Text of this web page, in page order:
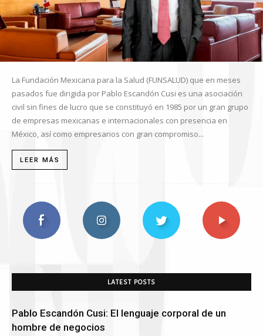
La Fundación Mexicana para la Salud (FUNSALUD) que en meses
pasados fue dirigida por Pablo Escandón Cusi es una asociación
civil sin fines de lucro que se constituyó en 1985 por un gran grupo
de empresas mexicanas e internacionales con presencia en
México, así como empresarios con gran compromiso...
LEER MÁS
LATEST POSTS
Pablo Escandón Cusi: El lenguaje corporal de un
hombre de negocios